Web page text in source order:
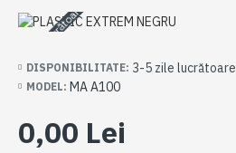
3-5 zile lucrătoare
DISPONIBILITATE: 3-5 zile lucrătoare
MODEL: MA A100
0,00 Lei